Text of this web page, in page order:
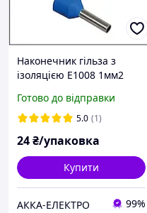
Наконечник гільза з
ізоляцією Е1008 1мм2
Готово до відправки
5.0 (1)
24₴/упаковка
Купити
АККА-ЕЛЕКТРО 99%